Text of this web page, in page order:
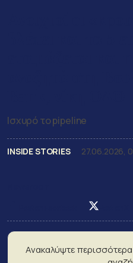
Ισχυρό το pipeline
INSIDE STORIES 27.06.2026,
Ανακαλύψτε